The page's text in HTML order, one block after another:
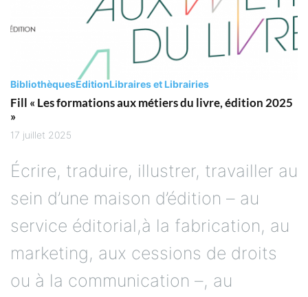
BibliothèquesEditionLibraires et Librairies
Fill « Les formations aux métiers du livre, édition 2025
»
17 juillet 2025
Écrire, traduire, illustrer, travailler au
sein d’une maison d’édition – au
service éditorial,à la fabrication, au
marketing, aux cessions de droits
ou à la communication –, au